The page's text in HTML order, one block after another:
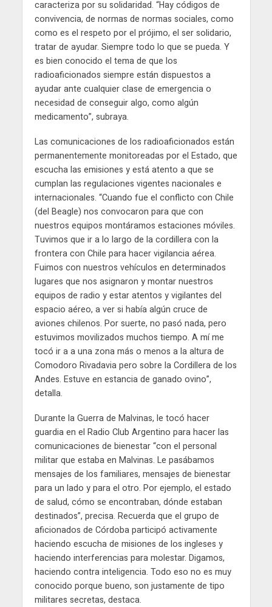
caracteriza por su solidaridad. “Hay códigos de
convivencia, de normas de normas sociales, como
como es el respeto por el prójimo, el ser solidario,
tratar de ayudar. Siempre todo lo que se pueda. Y
es bien conocido el tema de que los
radioaficionados siempre están dispuestos a
ayudar ante cualquier clase de emergencia o
necesidad de conseguir algo, como algún
medicamento”, subraya.
Las comunicaciones de los radioaficionados están
permanentemente monitoreadas por el Estado, que
escucha las emisiones y está atento a que se
cumplan las regulaciones vigentes nacionales e
internacionales. “Cuando fue el conflicto con Chile
(del Beagle) nos convocaron para que con
nuestros equipos montáramos estaciones móviles.
Tuvimos que ir a lo largo de la cordillera con la
frontera con Chile para hacer vigilancia aérea.
Fuimos con nuestros vehículos en determinados
lugares que nos asignaron y montar nuestros
equipos de radio y estar atentos y vigilantes del
espacio aéreo, a ver si había algún cruce de
aviones chilenos. Por suerte, no pasó nada, pero
estuvimos movilizados muchos tiempo. A mí me
tocó ir a a una zona más o menos a la altura de
Comodoro Rivadavia pero sobre la Cordillera de los
Andes. Estuve en estancia de ganado ovino”,
detalla.
Durante la Guerra de Malvinas, le tocó hacer
guardia en el Radio Club Argentino para hacer las
comunicaciones de bienestar “con el personal
militar que estaba en Malvinas. Le pasábamos
mensajes de los familiares, mensajes de bienestar
para un lado y para el otro. Por ejemplo, el estado
de salud, cómo se encontraban, dónde estaban
destinados”, precisa. Recuerda que el grupo de
aficionados de Córdoba participó activamente
haciendo escucha de misiones de los ingleses y
haciendo interferencias para molestar. Digamos,
haciendo contra inteligencia. Todo eso no es muy
conocido porque bueno, son justamente de tipo
militares secretas, destaca.